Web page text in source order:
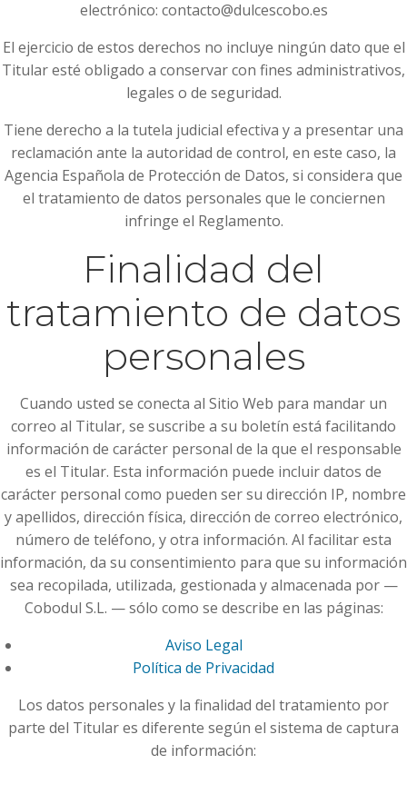
electrónico: contacto@dulcescobo.es
El ejercicio de estos derechos no incluye ningún dato que el
Titular esté obligado a conservar con fines administrativos,
legales o de seguridad.
Tiene derecho a la tutela judicial efectiva y a presentar una
reclamación ante la autoridad de control, en este caso, la
Agencia Española de Protección de Datos, si considera que
el tratamiento de datos personales que le conciernen
infringe el Reglamento.
Finalidad del
tratamiento de datos
personales
Cuando usted se conecta al Sitio Web para mandar un
correo al Titular, se suscribe a su boletín está facilitando
información de carácter personal de la que el responsable
es el Titular. Esta información puede incluir datos de
carácter personal como pueden ser su dirección IP, nombre
y apellidos, dirección física, dirección de correo electrónico,
número de teléfono, y otra información. Al facilitar esta
información, da su consentimiento para que su información
sea recopilada, utilizada, gestionada y almacenada por —
Cobodul S.L. — sólo como se describe en las páginas:
Aviso Legal
Política de Privacidad
Los datos personales y la finalidad del tratamiento por
parte del Titular es diferente según el sistema de captura
de información: